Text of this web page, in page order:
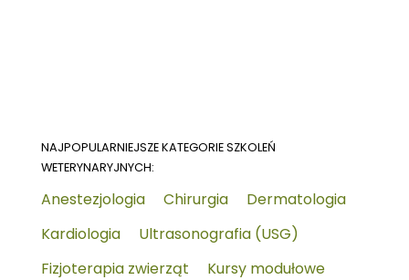
NAJPOPULARNIEJSZE KATEGORIE SZKOLEŃ
WETERYNARYJNYCH:
Anestezjologia Chirurgia
Dermatologia
Kardiologia
Ultrasonografia (USG)
Fizjoterapia zwierząt
Kursy modułowe